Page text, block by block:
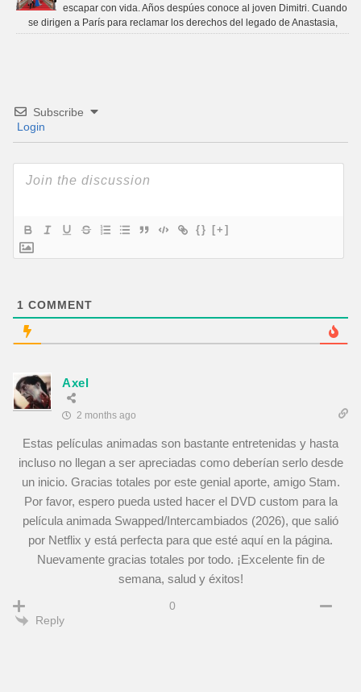
escapar con vida. Años despúes conoce al joven Dimitri. Cuando
se dirigen a París para reclamar los derechos del legado de Anastasia,
Subscribe
Login
{} [+]
1 COMMENT
Axel
2 months ago
Estas películas animadas son bastante entretenidas y hasta
incluso no llegan a ser apreciadas como deberían serlo desde
un inicio. Gracias totales por este genial aporte, amigo Stam.
Por favor, espero pueda usted hacer el DVD custom para la
película animada Swapped/Intercambiados (2026), que salió
por Netflix y está perfecta para que esté aquí en la página.
Nuevamente gracias totales por todo. ¡Excelente fin de
semana, salud y éxitos!
0
Reply